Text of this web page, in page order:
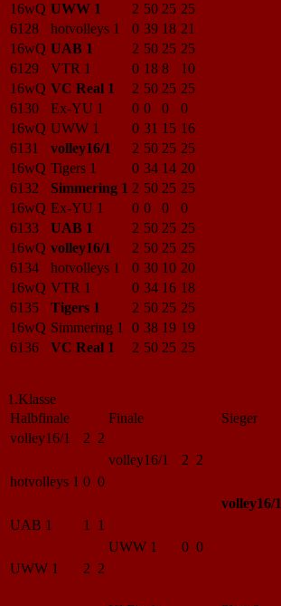
16wQ UWW 1 2 50 25 25
6128
hotvolleys 1 0 39 18 21
16wQ UAB 1 2 50 25 25
6129
VTR 1 0 18 8
10
16wQ VC Real 1 2 50 25 25
6130
Ex-YU 1 0 0 0
0
16wQ UWW 1 0 31 15 16
6131
volley16/1 2 50 25 25
16wQ Tigers 1 0 34 14 20
6132
Simmering 1 2 50 25 25
16wQ Ex-YU 1 0 0 0
0
6133
UAB 1 2 50 25 25
16wQ volley16/1 2 50 25 25
6134
hotvolleys 1 0 30 10 20
16wQ VTR 1 0 34 16 18
6135
Tigers 1 2 50 25 25
16wQ Simmering 1 0 38 19 19
6136
VC Real 1 2 50 25 25
1.Klasse
Halbfinale
Finale
Sieger
volley16/1
2 2
volley16/1
2 2
hotvolleys 1 0 0
volley16/1
UAB 1
1 1
UWW 1
0 0
UWW 1
2 2